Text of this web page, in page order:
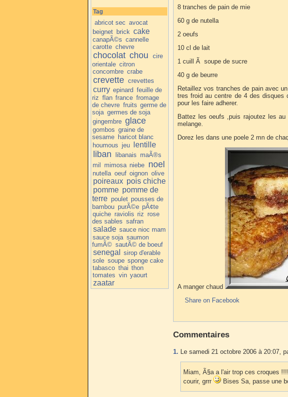
Tag
abricot sec avocat
beignet brick cake
canapÃ©s cannelle
carotte chevre
chocolat chou
cire
orientale citron
concombre crabe
crevette crevettes
curry epinard feuille de
riz flan france fromage
de chevre fruits germe de
soja germes de soja
gingembre glace
gombos graine de
sesame haricot blanc
houmous jeu lentille
liban libanais maÃ®s
mil mimosa niebe noel
nutella oeuf oignon olive
poireaux pois chiche
pomme pomme de
terre poulet pousses de
bambou purÃ©e pÃ¢te
quiche raviolis riz rose
des sables safran
salade sauce nioc mam
sauce soja saumon
fumÃ© sautÃ© de boeuf
senegal
sirop d'erable
sole soupe sponge cake
tabasco thai thon
tomates vin yaourt
zaatar
8 tranches de pain de mie
60 g de nutella
2 oeufs
10 cl de lait
1 cuill Ã soupe de sucre
40 g de beurre
Retaillez vos tranches de pain avec
tres froid au centre de 4 des disques
pour les faire adherer.
Battez les oeufs ,puis rajoutez les
melange.
Dorez les dans une poele 2 mn de
A manger chaud
Share on Facebook
Commentaires
1. Le samedi 21 octobre 2006 à 20:07,
Miam, Ã§a a l'air trop ces croques
courir, grrr
Bises Sa, passe une